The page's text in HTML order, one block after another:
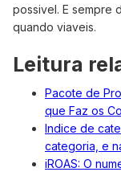
possivel. E sempre
quando viaveis.
Leitura
Pacote de
que Faz os
Indice de
categoria, e
iROAS: O